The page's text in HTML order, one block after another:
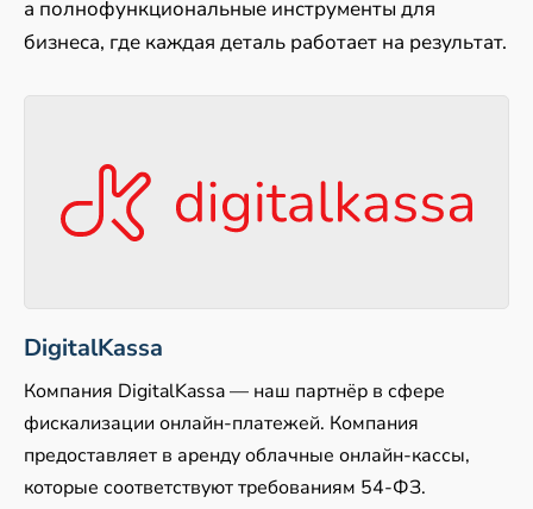
а полнофункциональные инструменты для
бизнеса, где каждая деталь работает на результат.
DigitalKassa
Компания DigitalKassa — наш партнёр в сфере
фискализации онлайн-платежей. Компания
предоставляет в аренду облачные онлайн-кассы,
которые соответствуют требованиям 54-ФЗ.